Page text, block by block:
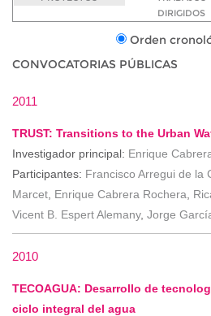
DIRIGIDOS
Orden
CONVOCATORIAS PÚBLICAS
2011
TRUST: Transitions to the Urban
Investigador principal: Enrique
Participantes: Francisco Arregui de la
Marcet Enrique Cabrera Rochera
Vicent B. Espert Alemany, Jorge
2010
TECOAGUA: Desarrollo de
ciclo integral del agua